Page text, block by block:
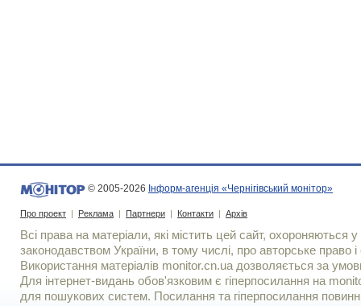
© 2005-2026 Інформ-агенція «Чернігівський монітор»
Про проект | Реклама | Партнери | Контакти | Архів
Всі права на матеріали, які містить цей сайт, охороняються у
законодавством України, в тому числі, про авторське право і
Використання матерiалiв monitor.cn.ua дозволяється за
Для iнтернет-видань обов'язковим є гiперпосилання на
для пошукових систем. Посилання та гіперпосилання